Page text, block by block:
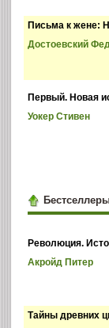
Письма к жене:
Достоевский
Первый. Новая
Уокер Стивен
Революция.
Акройд Питер
Тайны древних